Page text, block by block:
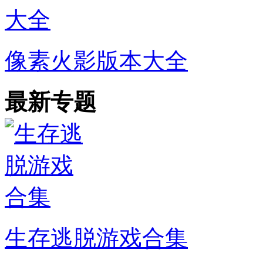
像素火影版本大全
最新专题
生存逃脱游戏合集